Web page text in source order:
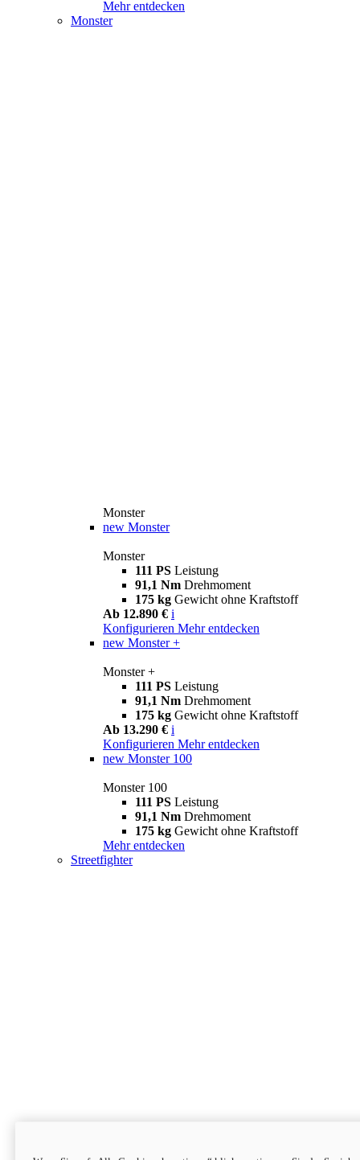
Mehr entdecken
Monster
Monster
new Monster
Monster
111 PS Leistung
91,1 Nm Drehmoment
175 kg Gewicht ohne Kraftstoff
Ab 12.890 € i
Konfigurieren Mehr entdecken
new Monster +
Monster +
111 PS Leistung
91,1 Nm Drehmoment
175 kg Gewicht ohne Kraftstoff
Ab 13.290 € i
Konfigurieren Mehr entdecken
new Monster 100
Monster 100
111 PS Leistung
91,1 Nm Drehmoment
175 kg Gewicht ohne Kraftstoff
Mehr entdecken
Streetfighter